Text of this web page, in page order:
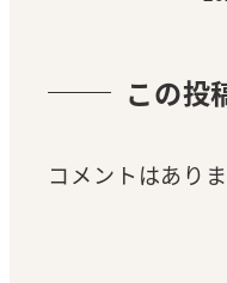
投
この投
コメントはありま